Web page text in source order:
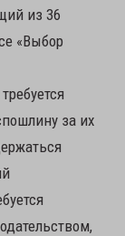
из 36
«Выбор
за их